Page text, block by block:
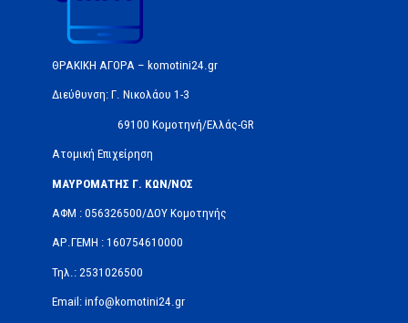
ΘΡΑΚΙΚΗ ΑΓΟΡΑ – komotini24.gr
Διεύθυνση: Γ. Νικολάου 1-3
69100 Κομοτηνή/Ελλάς-GR
Ατομική Επιχείρηση
ΜΑΥΡΟΜΑΤΗΣ Γ. ΚΩΝ/ΝΟΣ
ΑΦΜ : 056326500/ΔOΥ Κομοτηνής
ΑΡ.ΓΕΜΗ : 160754610000
Τηλ.: 2531026500
Email: info@komotini24.gr